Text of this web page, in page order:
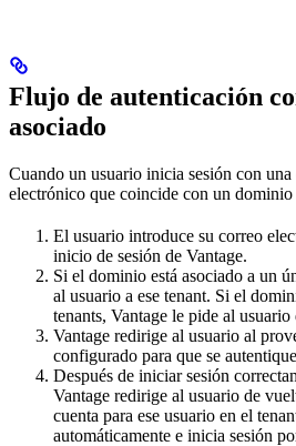
Flujo de autenticación
asociado
Cuando un usuario inicia sesión con
electrónico que coincide con un dominio
El usuario introduce su correo
inicio de sesión de Vantage.
Si el dominio está asociado a un
al usuario a ese tenant. Si el
tenants, Vantage le pide al
Vantage redirige al usuario al
configurado para que se
Después de iniciar sesión
Vantage redirige al usuario de
cuenta para ese usuario en el
automáticamente e inicia sesión